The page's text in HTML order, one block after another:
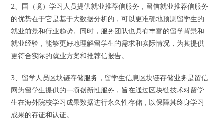
2、国（境）学习人员提供就业推荐信服务，留信就业推荐信服务
的优势在于它是基于大数据分析的，可以更准确地预测留学生的
就业前景和行业趋势。同时，服务团队也具有丰富的留学背景和
就业经验，能够更好地理解留学生的需求和实际情况，为其提供
更符合实际的就业方案和推荐信报告。
3、留学人员区块链存储服务，留学生信息区块链存储业务是留信
网为留学生提供的一项创新性服务，旨在通过区块链技术对留学
生在海外院校学习成果数据进行永久性存储，以保障其终身学习
成果的存证和认证。